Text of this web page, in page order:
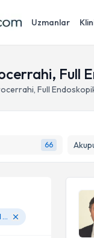
Uzmanlar
Full
66
Bel Fıtığı (Mikrocerrahi, Full Endoskopik)